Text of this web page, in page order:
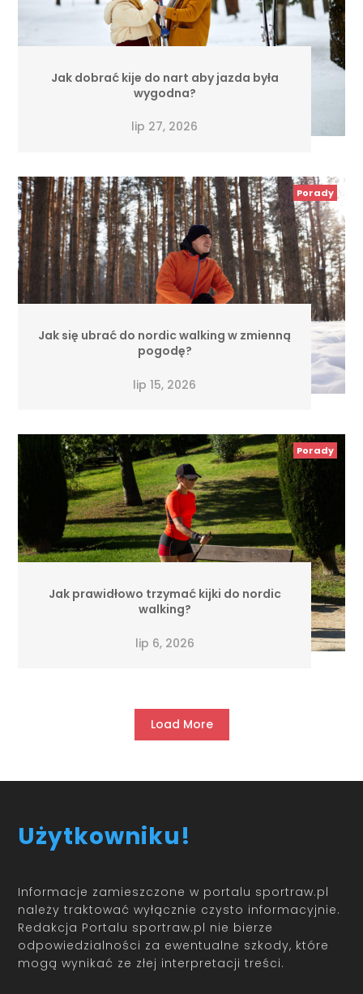
Jak dobrać kije do nart aby jazda była
wygodna?
lip 27, 2026
Porady
Jak się ubrać do nordic walking w zmienną
pogodę?
lip 15, 2026
Porady
Jak prawidłowo trzymać kijki do nordic
walking?
lip 6, 2026
Load More
Użytkowniku!
Informacje zamieszczone w portalu sportraw.pl
należy traktować wyłącznie czysto informacyjnie.
Redakcja Portalu sportraw.pl nie bierze
odpowiedzialności za ewentualne szkody, które
mogą wynikać ze złej interpretacji treści.